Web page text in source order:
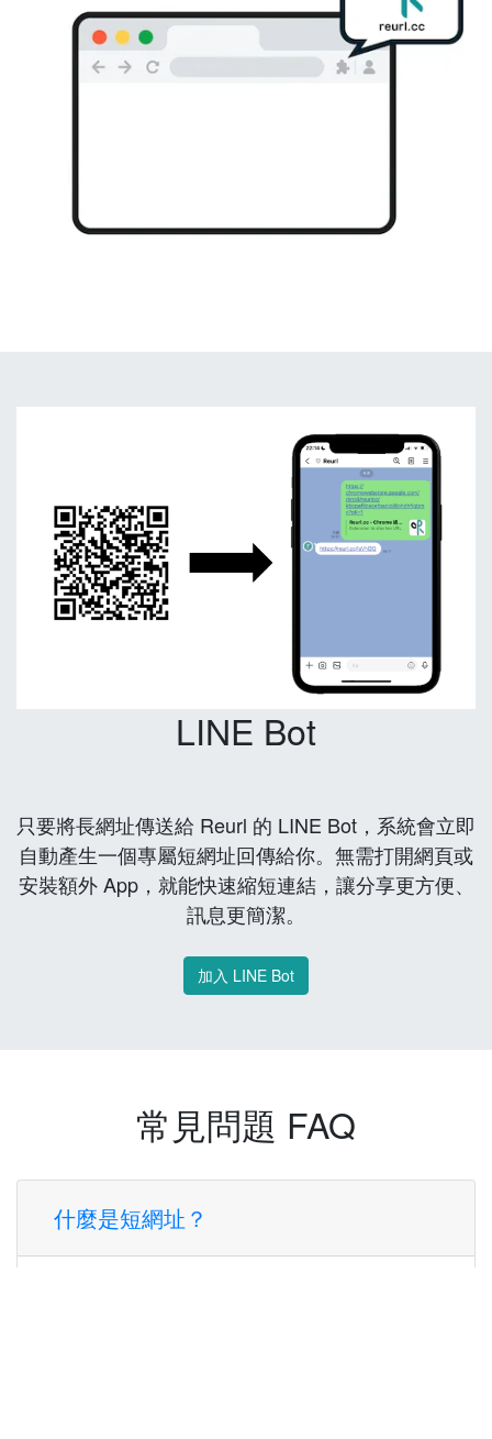
LINE Bot
只要將長網址傳送給 Reurl 的 LINE Bot，系統會立即
自動產生一個專屬短網址回傳給你。無需打開網頁或
安裝額外 App，就能快速縮短連結，讓分享更方便、
訊息更簡潔。
加入 LINE Bot
常見問題 FAQ
什麼是短網址？